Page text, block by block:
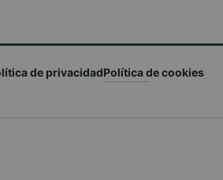
de privacidadPolítica de cookies